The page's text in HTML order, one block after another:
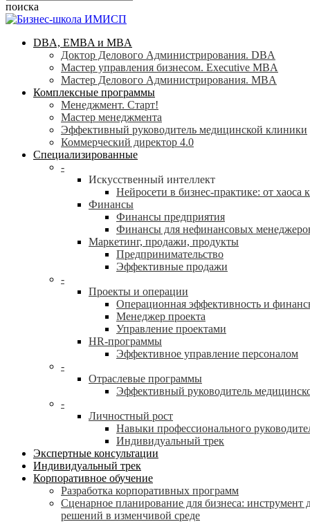
поиска
Close
search
Menu
DBA, EMBA и MBA
Доктор Делового Администрирования. DBA
Мастер управления бизнесом. Executive MBA
Мастер Делового Администрирования. MBA
Комплексные программы
Менеджмент. Старт!
Мастер менеджмента
Эффективный руководитель медицинской клиники
Коммерческий директор 4.0
Специализированные
-
Искусственный интеллект
Нейросети в бизнес-практике: от хаоса
Финансы
Финансы предприятия
Финансы для нефинансовых
Маркетинг, продажи, продукты
Предпринимательство
Эффективные продажи
-
Проекты и операции
Операционная эффективность и
Менеджер проекта
Управление проектами
HR-программы
Эффективное управление персоналом
-
Отраслевые программы
Эффективный руководитель
-
Личностный рост
Навыки профессионального
Индивидуальный трек
Экспертные консультации
Индивидуальный трек
Корпоративное обучение
Разработка корпоративных программ
Сценарное планирование для бизнеса: инструмент
решений в изменчивой среде